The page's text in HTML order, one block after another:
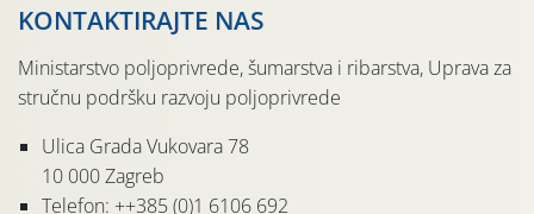
KONTAKTIRAJTE NAS
Ministarstvo poljoprivrede, šumarstva i ribarstva, Uprava za
stručnu podršku razvoju poljoprivrede
Ulica Grada Vukovara 78
10 000 Zagreb
Telefon: ++385 (0)1 6106 692